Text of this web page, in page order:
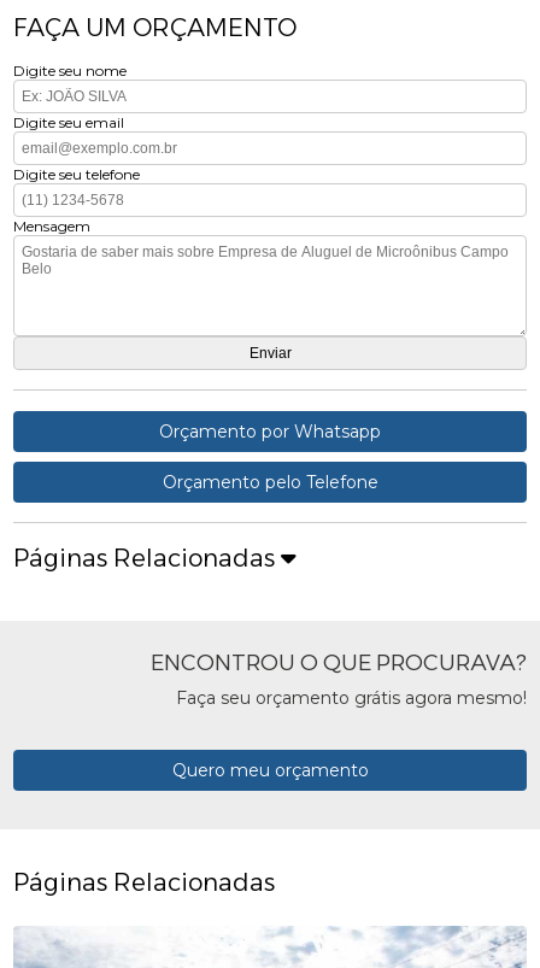
FAÇA UM ORÇAMENTO
Digite seu nome
Digite seu email
Digite seu telefone
Mensagem
Orçamento por Whatsapp
Orçamento pelo Telefone
Páginas Relacionadas
ENCONTROU O QUE PROCURAVA?
Faça seu orçamento grátis agora mesmo!
Quero meu orçamento
Páginas Relacionadas